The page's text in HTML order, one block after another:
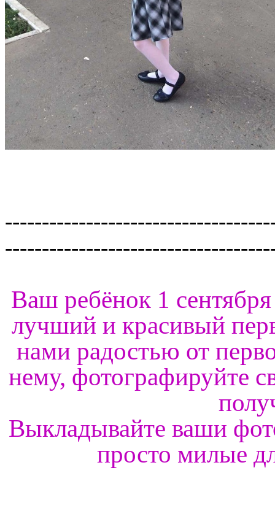
Ваш ребёнок 1
лучший и красивый
нами радостью от
нему, фотографируйте
Выкладывайте ваши
просто милые